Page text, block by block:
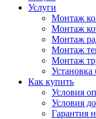
Услуги
Монтаж
Монтаж
Монтаж
Монтаж
Монтаж
Установка
Как купить
Условия
Условия
Гарантия